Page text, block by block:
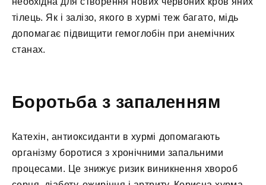
тілець. Як і залізо, якого в хурмі теж багато, мідь
допомагає підвищити гемоглобін при анемічних
станах.
Боротьба з запаленням
Катехін, антиоксиданти в хурмі допомагають
організму боротися з хронічними запальними
процесами. Це знижує ризик виникнення хвороб